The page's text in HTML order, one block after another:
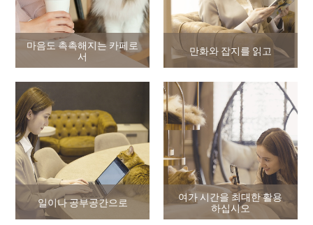
마음도 촉촉해지는 카페로
서
만화와 잡지를 읽고
일이나 공부공간으로
여가 시간을 최대한 활용
하십시오